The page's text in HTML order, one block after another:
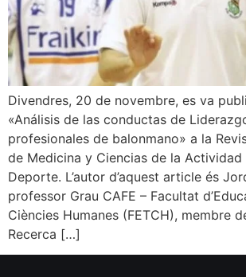
Divendres, 20 de novembre, es va
«Análisis de las conductas de
profesionales de balonmano» a la
de Medicina y Ciencias de la
Deporte. L’autor d’aquest article és
professor Grau CAFE – Facultat
Ciències Humanes (FETCH), membre
Recerca […]